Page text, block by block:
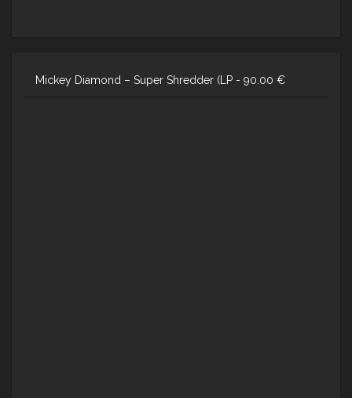
Mickey Diamond – Super Shredder (LP - 90.00 €